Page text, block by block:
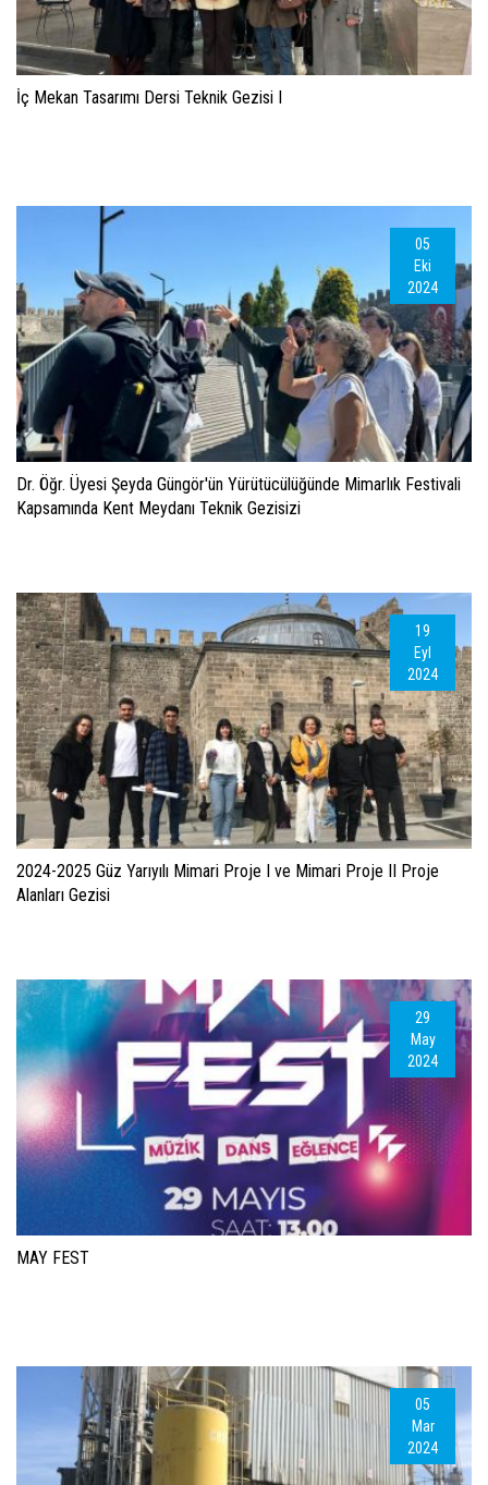
İç Mekan Tasarımı Dersi Teknik Gezisi I
05
Eki
2024
Dr. Öğr. Üyesi Şeyda Güngör'ün Yürütücülüğünde Mimarlık Festivali
Kapsamında Kent Meydanı Teknik Gezisizi
19
Eyl
2024
2024-2025 Güz Yarıyılı Mimari Proje I ve Mimari Proje II Proje
Alanları Gezisi
29
May
2024
MAY FEST
05
Mar
2024